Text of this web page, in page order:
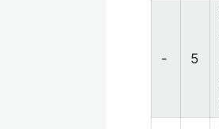
- 5